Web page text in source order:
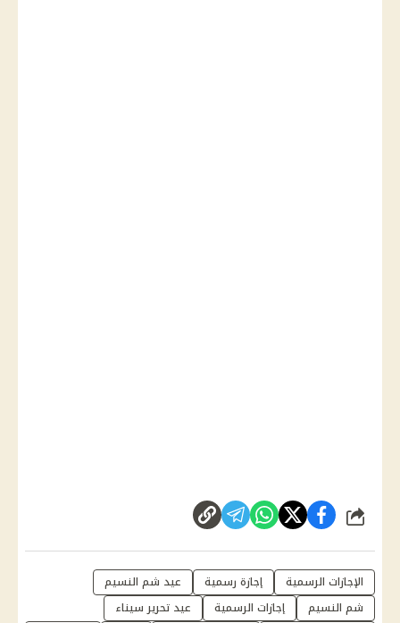
شارك
الإجازات الرسمية إجازة رسمية
عيد شم النسيم
شم النسيم
إجازات الرسمية
عيد تحرير سيناء